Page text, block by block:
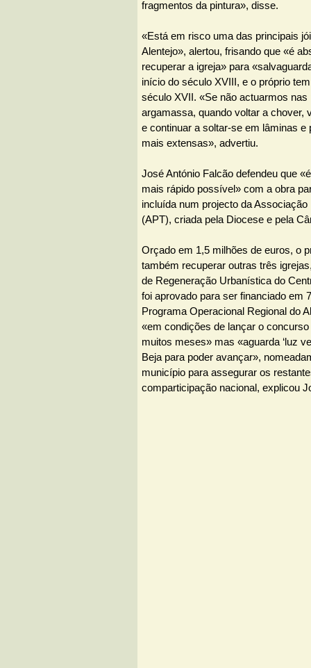
fragmentos da pintura», disse.
«Está em risco uma das principais
Alentejo», alertou, frisando que «é
recuperar a igreja» para
início do século XVIII, e o próprio
século XVII. «Se não actuarmos
argamassa, quando voltar a chover,
e continuar a soltar-se em lâminas e
mais extensas», advertiu.
José António Falcão defendeu que
mais rápido possível» com a obra
incluída num projecto da Associação
(APT), criada pela Diocese e pela
Orçado em 1,5 milhões de euros, o
também recuperar outras três
de Regeneração Urbanística do
foi aprovado para ser financiado em
Programa Operacional Regional do
«em condições de lançar o
muitos meses» mas «aguarda ‘luz
Beja para poder avançar»,
município para assegurar os
comparticipação nacional, explicou